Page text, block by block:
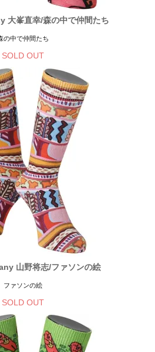
大峯直幸/森の中で仲間たち
の中で仲間たち
SOLD OUT
山野将志/ファソンの絵
ファソンの絵
SOLD OUT